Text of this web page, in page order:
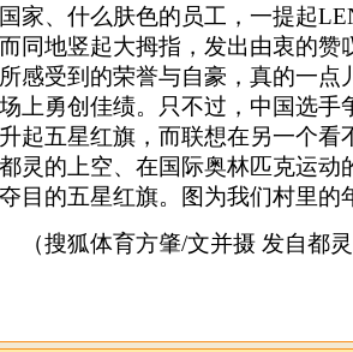
家、什么肤色的员工，一提起
同地竖起大拇指，发出由衷的赞
感受到的荣誉与自豪，真的一点
上勇创佳绩。只不过，中国选手
升起五星红旗，而联想在另一个
灵的上空、在国际奥林匹克运动
目的五星红旗。
图为我们村里的
搜狐体育方肇/文并摄 发自都